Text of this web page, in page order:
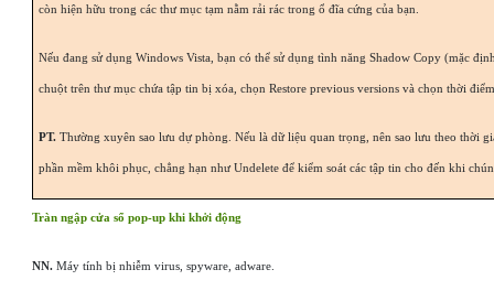
còn hiện hữu trong các thư mục tạm nằm rải rác trong ổ đĩa cứng của bạn.
Nếu đang sử dụng Windows Vista, bạn có thể sử dụng tình năng Shadow Copy (mặc
chuột trên thư mục chứa tập tin bị xóa, chọn Restore previous versions và chọn thời
PT.Thường xuyên sao lưu dự phòng. Nếu là dữ liệu quan trọng, nên sao lưu theo thời
phần mềm khôi phục, chẳng hạn như Undelete để kiểm soát các tập tin cho đến khi
Tràn ngập cửa sổ pop-up khi khởi động
NN.Máy tính bị nhiễm virus, spyware, adware.